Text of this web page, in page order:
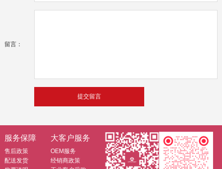
留言：
服务保障
售后政策
配送发货
大客户服务
OEM服务
经销商政策